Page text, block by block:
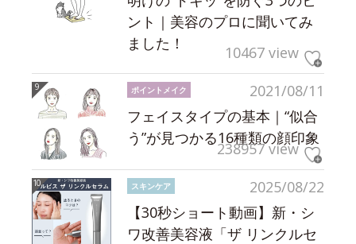
ント｜美容のプロに聞いてみ
ました！
10467 view
2021/08/11
ポイントメイク
フェイスタイプの基本｜“似合
う”が見つかる16種類の顔印象
238957 view
2025/08/22
スキンケア
【30秒ショート動画】新・シ
ワ改善美容液「ザ リンクルセ